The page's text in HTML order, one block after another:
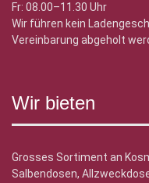
Fr: 08.00–11.30 Uhr
Wir führen kein
Vereinbarung abgeholt
Wir bieten
Grosses Sortiment an
Salbendosen,